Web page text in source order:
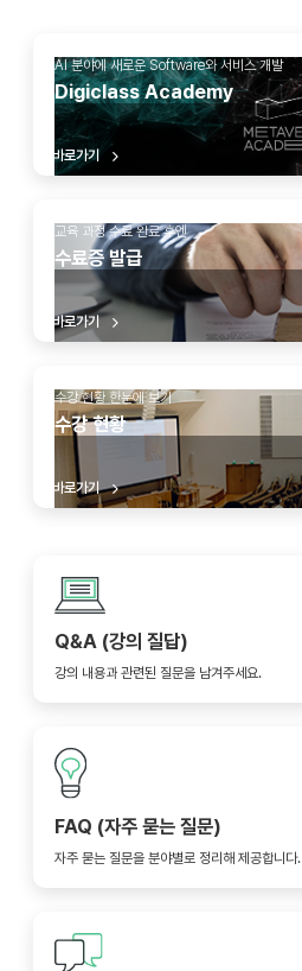
AI 분야에 새로운 Software와 서비스 개발
Digiclass Academy
바로가기
교육 과정 수료 완료 후엔
수료증 발급
바로가기
수강 현황 한눈에 보기
수강 현황
바로가기
Q&A (강의 질답)
강의 내용과 관련된 질문을 남겨주세요.
FAQ (자주 묻는 질문)
자주 묻는 질문을 분야별로 정리해 제공합니다.